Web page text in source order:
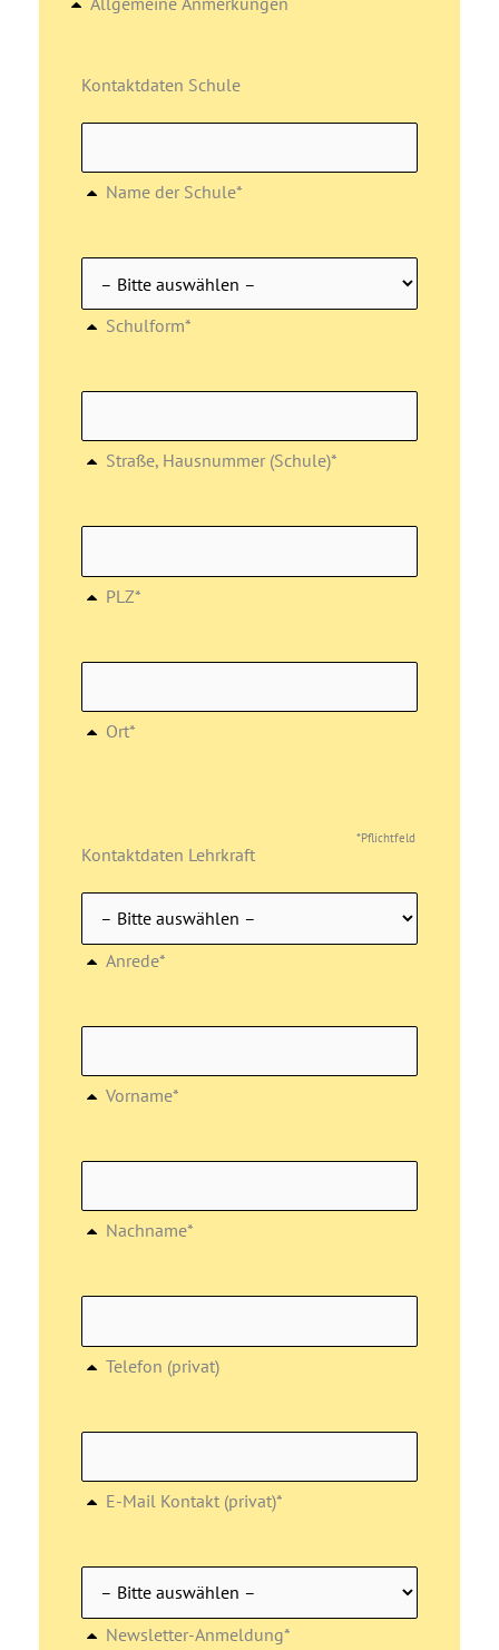
Kontaktdaten Schule
Name der Schule*
Schulform*
Straße, Hausnummer (Schule)*
PLZ*
Ort*
*Pflichtfeld
Kontaktdaten Lehrkraft
Anrede*
Vorname*
Nachname*
Telefon (privat)
E-Mail Kontakt (privat)*
Newsletter-Anmeldung*